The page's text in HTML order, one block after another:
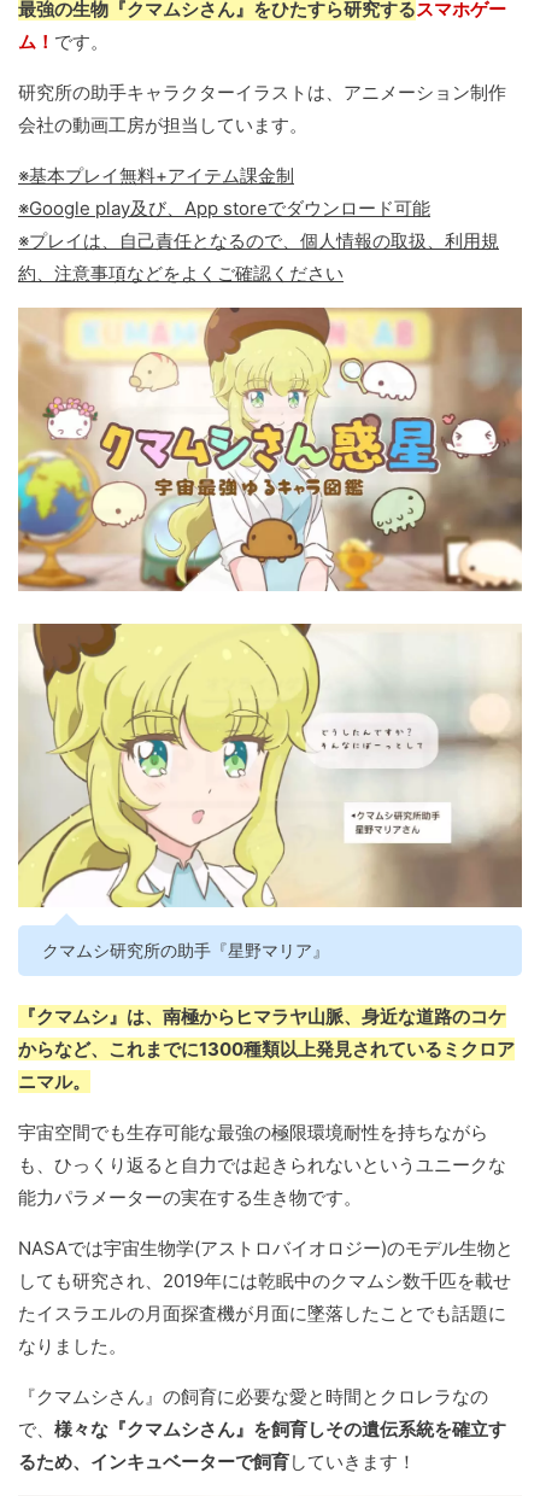
最強の生物『クマムシさん』をひたすら研究するスマホゲー
ム！ です。
研究所の助手キャラクターイラストは、アニメーション制作
会社の動画工房が担当しています。
※基本プレイ無料+アイテム課金制
※Google play及び、App storeでダウンロード可能
※プレイは、自己責任となるので、個人情報の取扱、利用規
約、注意事項などをよくご確認ください
クマムシ研究所の助手『星野マリア』
『クマムシ』は、南極からヒマラヤ山脈、身近な道路のコケ
からなど、これまでに1300種類以上発見されているミクロア
ニマル。
宇宙空間でも生存可能な最強の極限環境耐性を持ちながら
も、ひっくり返ると自力では起きられないというユニークな
能力パラメーターの実在する生き物です。
NASAでは宇宙生物学(アストロバイオロジー)のモデル生物と
しても研究され、2019年には乾眠中のクマムシ数千匹を載せ
たイスラエルの月面探査機が月面に墜落したことでも話題に
なりました。
『クマムシさん』の飼育に必要な愛と時間とクロレラなの
で、 様々な『クマムシさん』を飼育しその遺伝系統を確立す
るため、インキュベーターで飼育していきます！